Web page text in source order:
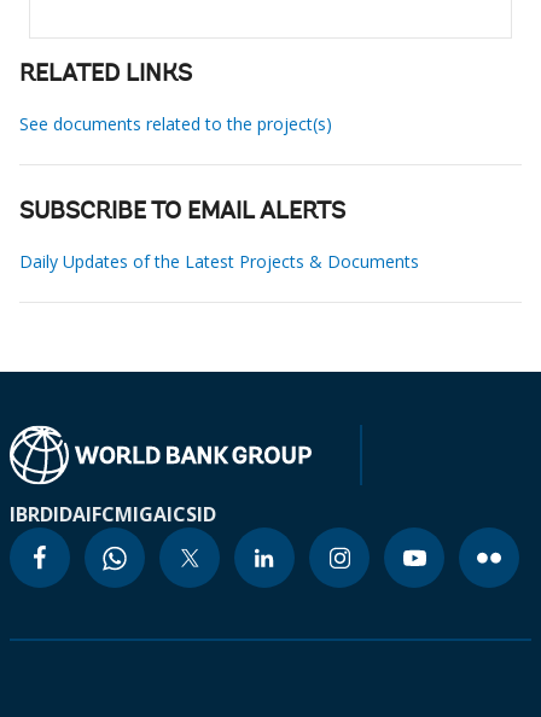
RELATED LINKS
See documents related to the project(s)
SUBSCRIBE TO EMAIL ALERTS
Daily Updates of the Latest Projects & Documents
IBRDIDAIFCMIGAICSID